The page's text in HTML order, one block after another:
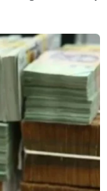
nhập lậu